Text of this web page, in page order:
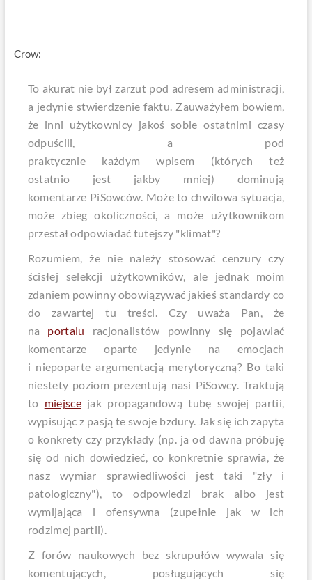
Crow:
To akurat nie był zarzut pod adresem administracji,
a jedynie stwierdzenie faktu. Zauważyłem bowiem,
że inni użytkownicy jakoś sobie ostatnimi czasy
odpuścili, a pod
praktycznie każdym wpisem (których też
ostatnio jest jakby mniej) dominują
komentarze PiSowców. Może to chwilowa sytuacja,
może zbieg okoliczności, a może użytkownikom
przestał odpowiadać tutejszy "klimat"?
Rozumiem, że nie należy stosować cenzury czy
ścisłej selekcji użytkowników, ale jednak moim
zdaniem powinny obowiązywać jakieś standardy co
do zawartej tu treści. Czy uważa Pan, że
na portalu racjonalistów powinny się pojawiać
komentarze oparte jedynie na emocjach
i niepoparte argumentacją merytoryczną? Bo taki
niestety poziom prezentują nasi PiSowcy. Traktują
to miejscejak propagandową tubę swojej partii,
wypisując z pasją te swoje bzdury. Jak się ich zapyta
o konkrety czy przykłady (np. ja od dawna próbuję
się od nich dowiedzieć, co konkretnie sprawia, że
nasz wymiar sprawiedliwości jest taki "zły i
patologiczny"), to odpowiedzi brak albo jest
wymijająca i ofensywna (zupełnie jak w ich
rodzimej partii).
Z forów naukowych bez skrupułów wywala się
komentujących, posługujących się